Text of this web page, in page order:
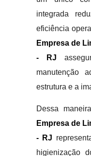
integrada
eficiência
Empresa de
- RJ
manutenção
estrutura e a
Dessa
Empresa de
- RJ
higienização